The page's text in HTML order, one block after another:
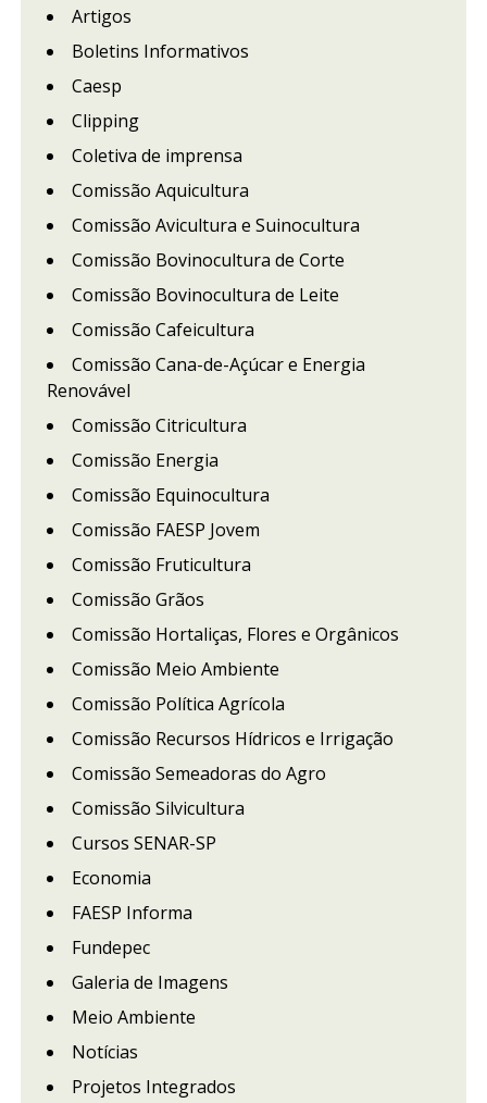
Artigos
Boletins Informativos
Caesp
Clipping
Coletiva de imprensa
Comissão Aquicultura
Comissão Avicultura e Suinocultura
Comissão Bovinocultura de Corte
Comissão Bovinocultura de Leite
Comissão Cafeicultura
Comissão Cana-de-Açúcar e Energia
Renovável
Comissão Citricultura
Comissão Energia
Comissão Equinocultura
Comissão FAESP Jovem
Comissão Fruticultura
Comissão Grãos
Comissão Hortaliças, Flores e Orgânicos
Comissão Meio Ambiente
Comissão Política Agrícola
Comissão Recursos Hídricos e Irrigação
Comissão Semeadoras do Agro
Comissão Silvicultura
Cursos SENAR-SP
Economia
FAESP Informa
Fundepec
Galeria de Imagens
Meio Ambiente
Notícias
Projetos Integrados